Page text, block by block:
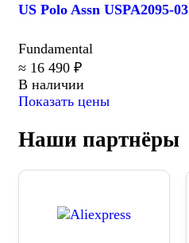
US Polo Assn USPA2095-03
Fundamental
≈ 16 490 ₽
В наличии
Показать цены
Наши партнёры